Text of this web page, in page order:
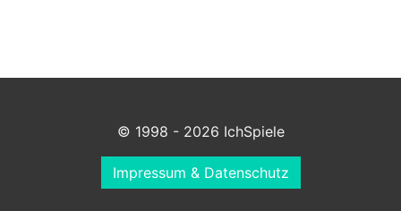
© 1998 - 2026 IchSpiele
Impressum & Datenschutz